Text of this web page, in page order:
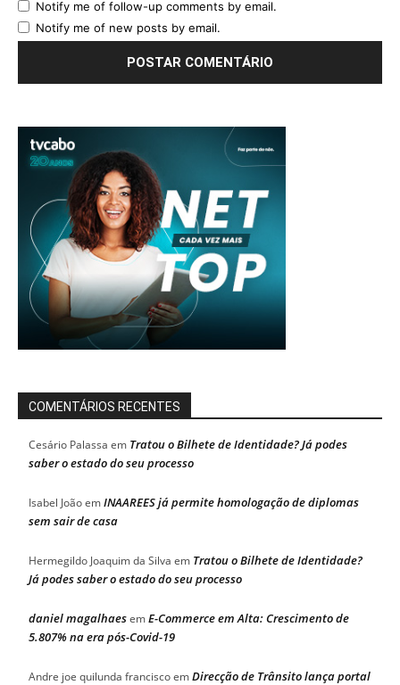
Notify me of follow-up comments by email.
Notify me of new posts by email.
COMENTÁRIOS RECENTES
Cesário Palassa em Tratou o Bilhete de Identidade? Já podes
saber o estado do seu processo
Isabel JoãoemINAAREES já permite homologação de diplomas
sem sair de casa
Hermegildo Joaquim da Silva em Tratou o Bilhete de Identidade?
Já podes saber o estado do seu processo
daniel magalhaesemE-Commerce em Alta: Crescimento de
5.807% na era pós-Covid-19
Andre joe quilunda franciscoemDirecção de Trânsito lança portal